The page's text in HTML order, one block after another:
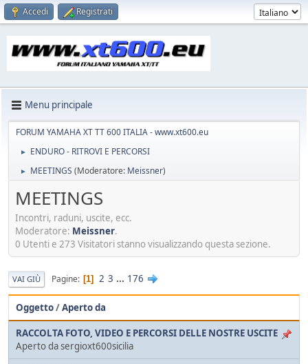
Accedi Registrati
Menu principale
FORUM YAMAHA XT TT 600 ITALIA - www.xt600.eu
► ENDURO - RITROVI E PERCORSI
► MEETINGS (Moderatore: Meissner)
MEETINGS
Incontri, raduni, uscite, ecc.
Moderatore: Meissner.
0 Utenti e 273 Visitatori stanno visualizzando questa sezione.
VAI GIÙ Pagine 1 2 3 ... 176
Oggetto/Aperto da
RACCOLTA FOTO, VIDEO E PERCORSI DELLE NOSTRE USCITE
Aperto da sergioxt600sicilia